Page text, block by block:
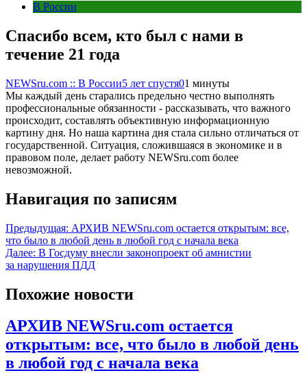
В России
Спасибо всем, кто был с нами в
течение 21 года
NEWSru.com :: В России5 лет спустя01 минуты
Мы каждый день старались предельно честно выполнять
профессиональные обязанности - рассказывать, что важного
происходит, составлять объективную информационную
картину дня. Но наша картина дня стала сильно отличаться от
государственной. Ситуация, сложившаяся в экономике и в
правовом поле, делает работу NEWSru.com более
невозможной.
Навигация по записям
Предыдущая: АРХИВ NEWSru.com остается открытым: все,
что было в любой день в любой год с начала века
Далее: В Госдуму внесли законопроект об амнистии
за нарушения ПДД
Похожие новости
АРХИВ NEWSru.com остается
открытым: все, что было в любой день
в любой год с начала века